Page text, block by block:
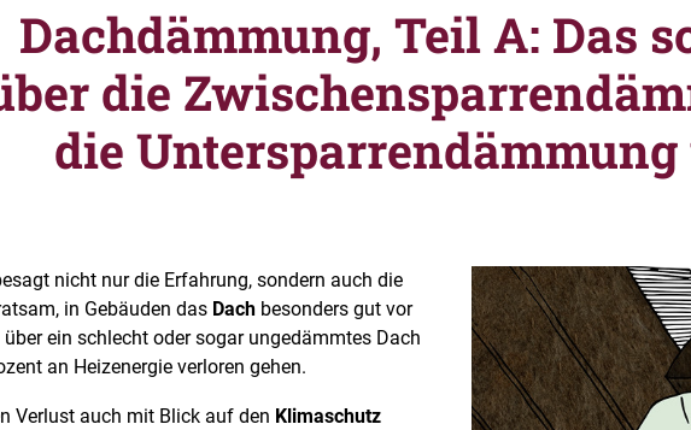
Dachdämmung, Teil A: Das
die
die
nicht nur die Erfahrung, sondern auch die
in Gebäuden das Dach besonders gut vor
ein schlecht oder sogar ungedämmtes Dach
an Heizenergie verloren gehen.
Verlust auch mit Blick auf den Klimaschutz